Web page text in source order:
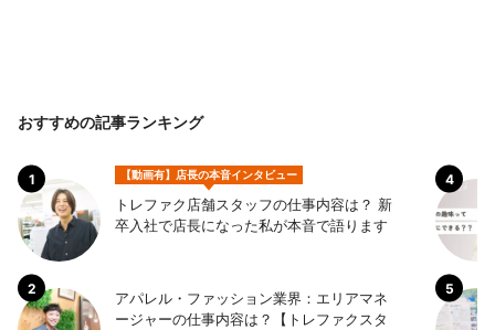
おすすめの記事ランキング
【動画有】店長の本音インタビュー
トレファク店舗スタッフの仕事内容は？ 新
卒入社で店長になった私が本音で語ります
アパレル・ファッション業界：エリアマネ
ージャーの仕事内容は？【トレファクスタ